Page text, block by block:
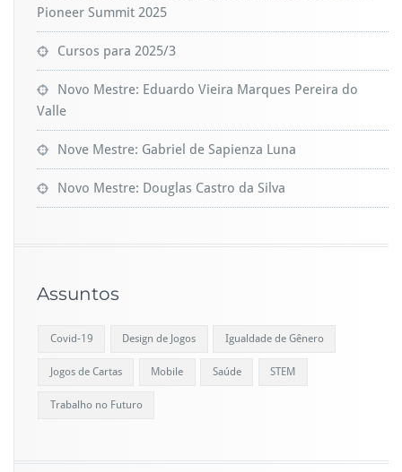
Pioneer Summit 2025
Cursos para 2025/3
Novo Mestre: Eduardo Vieira Marques Pereira do
Valle
Nove Mestre: Gabriel de Sapienza Luna
Novo Mestre: Douglas Castro da Silva
Assuntos
Covid-19 Design de Jogos Igualdade de Gênero
Jogos de Cartas Mobile Saúde STEM
Trabalho no Futuro